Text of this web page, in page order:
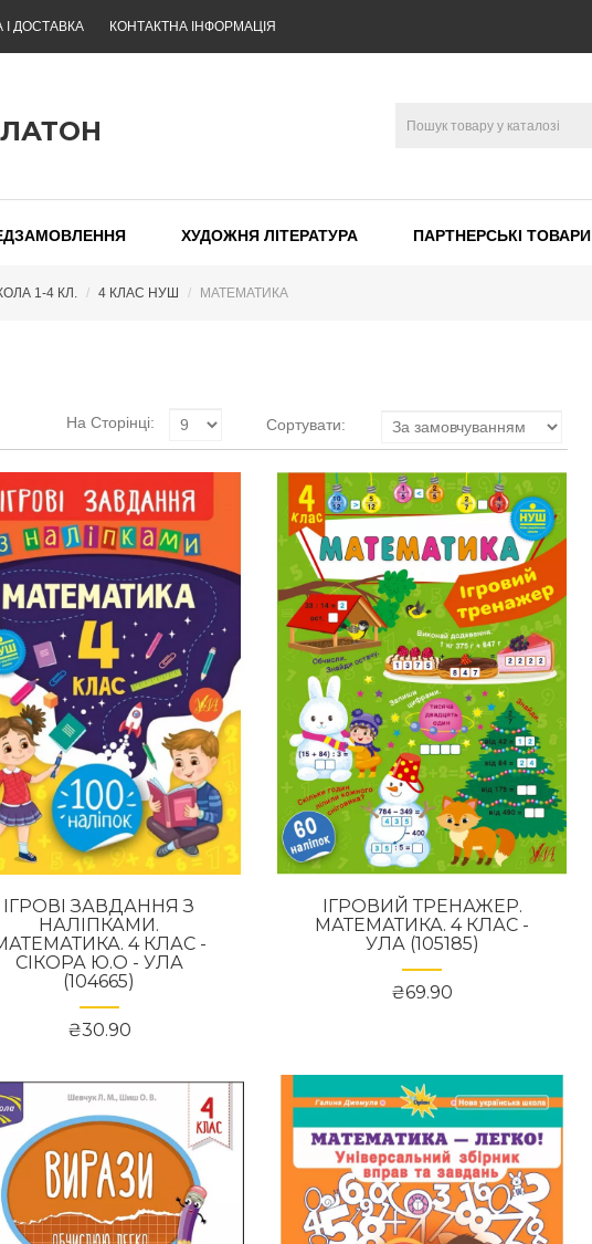
І ДОСТАВКА КОНТАКТНА ІНФОРМАЦІЯ
ХУДОЖНЯ ЛІТЕРАТУРА ПАРТНЕРСЬКІ ТОВАРИ
1-4 КЛ. 4 КЛАС НУШ МАТЕМАТИКА
Сортувати:
На Сторінці:
ІГРОВІ ЗАВДАННЯ З
НАЛІПКАМИ.
4 КЛАС -
СІКОРА Ю.О - УЛА
(104665)
₴30.90
ІГРОВИЙ ТРЕНАЖЕР.
МАТЕМАТИКА. 4 КЛАС -
УЛА (105185)
₴69.90